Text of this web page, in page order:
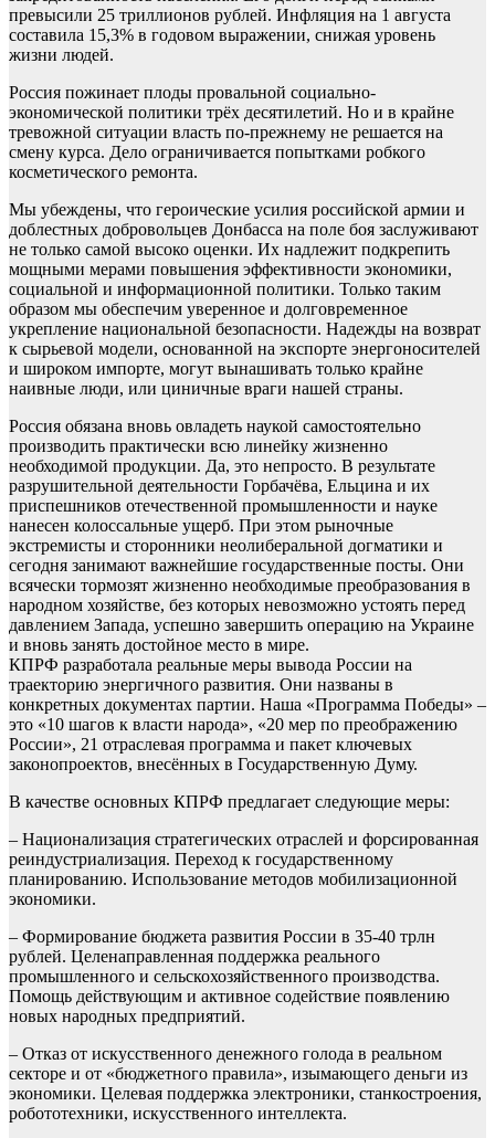
превысили 25 триллионов рублей. Инфляция на 1 августа
составила 15,3% в годовом выражении, снижая уровень
жизни людей.
Россия пожинает плоды провальной социально-
экономической политики трёх десятилетий. Но и в крайне
тревожной ситуации власть по-прежнему не решается на
смену курса. Дело ограничивается попытками робкого
косметического ремонта.
Мы убеждены, что героические усилия российской армии и
доблестных добровольцев Донбасса на поле боя заслуживают
не только самой высоко оценки. Их надлежит подкрепить
мощными мерами повышения эффективности экономики,
социальной и информационной политики. Только таким
образом мы обеспечим уверенное и долговременное
укрепление национальной безопасности. Надежды на возврат
к сырьевой модели, основанной на экспорте энергоносителей
и широком импорте, могут вынашивать только крайне
наивные люди, или циничные враги нашей страны.
Россия обязана вновь овладеть наукой самостоятельно
производить практически всю линейку жизненно
необходимой продукции. Да, это непросто. В результате
разрушительной деятельности Горбачёва, Ельцина и их
приспешников отечественной промышленности и науке
нанесен колоссальные ущерб. При этом рыночные
экстремисты и сторонники неолиберальной догматики и
сегодня занимают важнейшие государственные посты. Они
всячески тормозят жизненно необходимые преобразования в
народном хозяйстве, без которых невозможно устоять перед
давлением Запада, успешно завершить операцию на Украине
и вновь занять достойное место в мире.
КПРФ разработала реальные меры вывода России на
траекторию энергичного развития. Они названы в
конкретных документах партии. Наша «Программа Победы» –
это «10 шагов к власти народа», «20 мер по преображению
России», 21 отраслевая программа и пакет ключевых
законопроектов, внесённых в Государственную Думу.
В качестве основных КПРФ предлагает следующие меры:
– Национализация стратегических отраслей и форсированная
реиндустриализация. Переход к государственному
планированию. Использование методов мобилизационной
экономики.
– Формирование бюджета развития России в 35-40 трлн
рублей. Целенаправленная поддержка реального
промышленного и сельскохозяйственного производства.
Помощь действующим и активное содействие появлению
новых народных предприятий.
– Отказ от искусственного денежного голода в реальном
секторе и от «бюджетного правила», изымающего деньги из
экономики. Целевая поддержка электроники, станкостроения,
робототехники, искусственного интеллекта.